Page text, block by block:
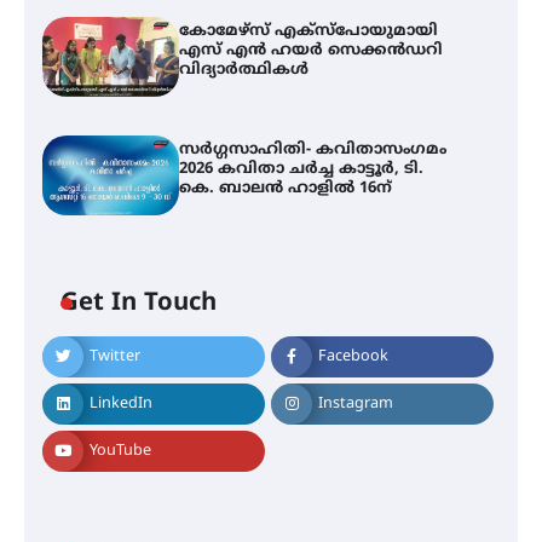
കോമേഴ്സ് എക്സ്പോയുമായി
എസ് എൻ ഹയർ സെക്കൻഡറി
വിദ്യാർത്ഥികൾ
സർഗ്ഗസാഹിതി- കവിതാസംഗമം
2026 കവിതാ ചർച്ച കാട്ടൂർ, ടി.
കെ. ബാലൻ ഹാളിൽ 16ന്
Get In Touch
Twitter Facebook
LinkedIn Instagram
YouTube